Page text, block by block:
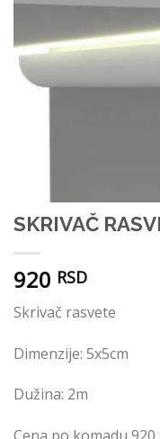
SKRIVAČ
920 RSD
Skrivač rasvete
Dimenzije: 5x5cm
Dužina: 2m